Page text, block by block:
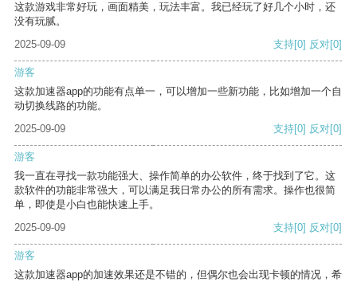
这款游戏非常好玩，画面精美，玩法丰富。我已经玩了好几个小时，还
没有玩腻。
2025-09-09
支持[0] 反对[0]
游客
这款加速器app的功能有点单一，可以增加一些新功能，比如增加一个自
动切换线路的功能。
2025-09-09
支持[0] 反对[0]
游客
我一直在寻找一款功能强大、操作简单的办公软件，终于找到了它。这
款软件的功能非常强大，可以满足我日常办公的所有需求。操作也很简
单，即使是小白也能快速上手。
2025-09-09
支持[0] 反对[0]
游客
这款加速器app的加速效果还是不错的，但偶尔也会出现卡顿的情况，希